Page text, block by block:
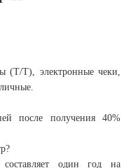
(T/T), электронные чеки,
после получения 40%
один год на